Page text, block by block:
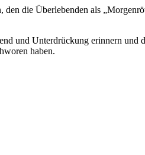
die Überlebenden als
und Unterdrückung erinnern und
haben.